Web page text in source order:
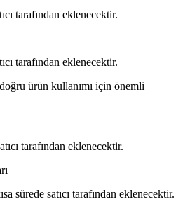
tarafından eklenecektir.
tarafından eklenecektir.
ürün kullanımı için önemli
tarafından eklenecektir.
sürede satıcı tarafından eklenecektir.